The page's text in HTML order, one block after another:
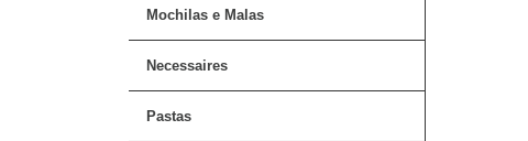
Mochilas e Malas
Necessaires
Pastas